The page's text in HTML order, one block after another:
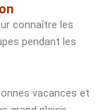
connaître les
pendant les
vacances et